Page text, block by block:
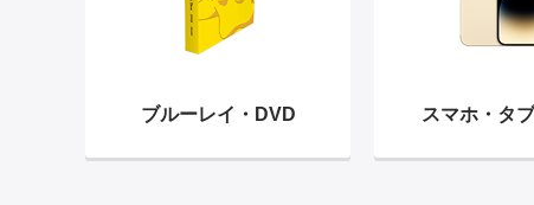
ブルーレイ・ DVD スマホ・ タ